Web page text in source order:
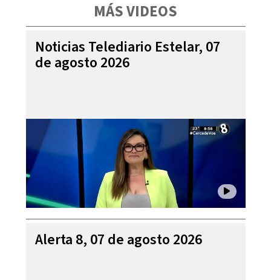
MÁS VIDEOS
Noticias Telediario Estelar, 07
de agosto 2026
Alerta 8, 07 de agosto 2026